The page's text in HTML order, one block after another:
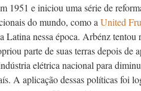
1951 e iniciou uma série de
do mundo, como a United
Latina nessa época. Arbénz tentou
parte de suas terras depois de
elétrica nacional para
A aplicação dessas políticas foi